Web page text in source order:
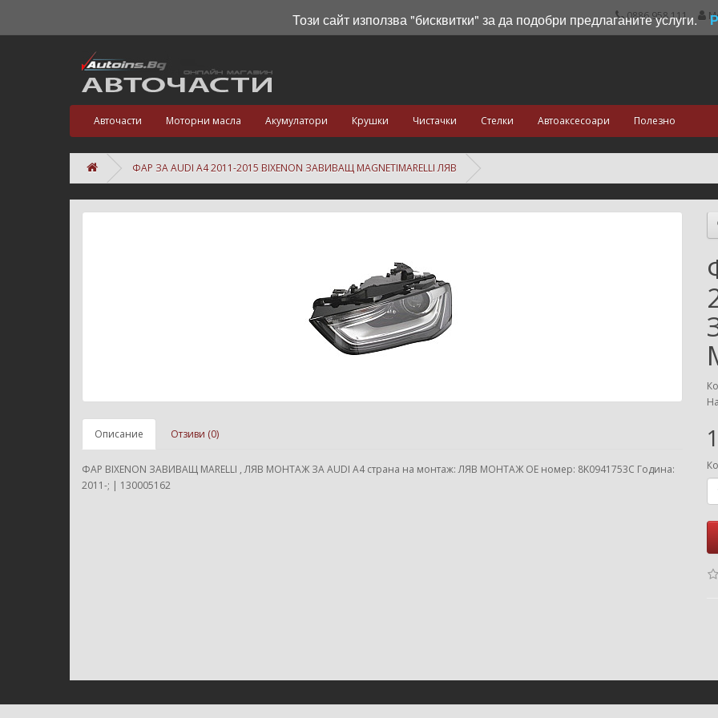
0886 958 111
Авточасти Моторни масла Акумулатори Крушки Чистачки Стелки Автоаксесоари Полезно
ФАР ЗА AUDI A4 2011-2015 BIXENON ЗАВИВАЩ MAGNETIMARELLI ЛЯВ
Описание Отзиви (0)
ФАР BIXENON ЗАВИВАЩ MARELLI , ЛЯВ МОНТАЖ ЗА AUDI A4 страна на монтаж: ЛЯВ МОНТАЖ ОЕ номер: 8K0941753C Година:
2011-; | 130005162
Този сайт използва "бисквитки" за да подобри предлаганите услуги.